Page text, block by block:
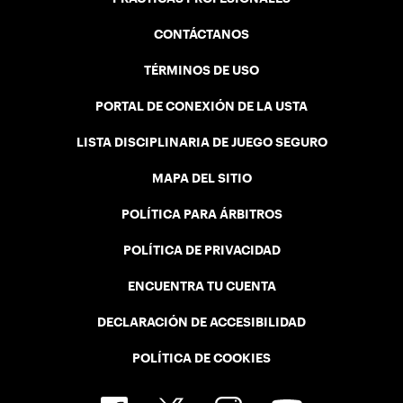
CONTÁCTANOS
TÉRMINOS DE USO
PORTAL DE CONEXIÓN DE LA USTA
LISTA DISCIPLINARIA DE JUEGO SEGURO
MAPA DEL SITIO
POLÍTICA PARA ÁRBITROS
POLÍTICA DE PRIVACIDAD
ENCUENTRA TU CUENTA
DECLARACIÓN DE ACCESIBILIDAD
POLÍTICA DE COOKIES